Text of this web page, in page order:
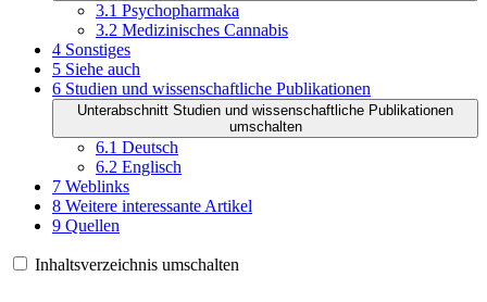
3.1 Psychopharmaka
3.2 Medizinisches Cannabis
4 Sonstiges
5 Siehe auch
6 Studien und wissenschaftliche Publikationen
Unterabschnitt Studien und wissenschaftliche Publikationen
umschalten
6.1 Deutsch
6.2 Englisch
7 Weblinks
8 Weitere interessante Artikel
9 Quellen
Inhaltsverzeichnis umschalten